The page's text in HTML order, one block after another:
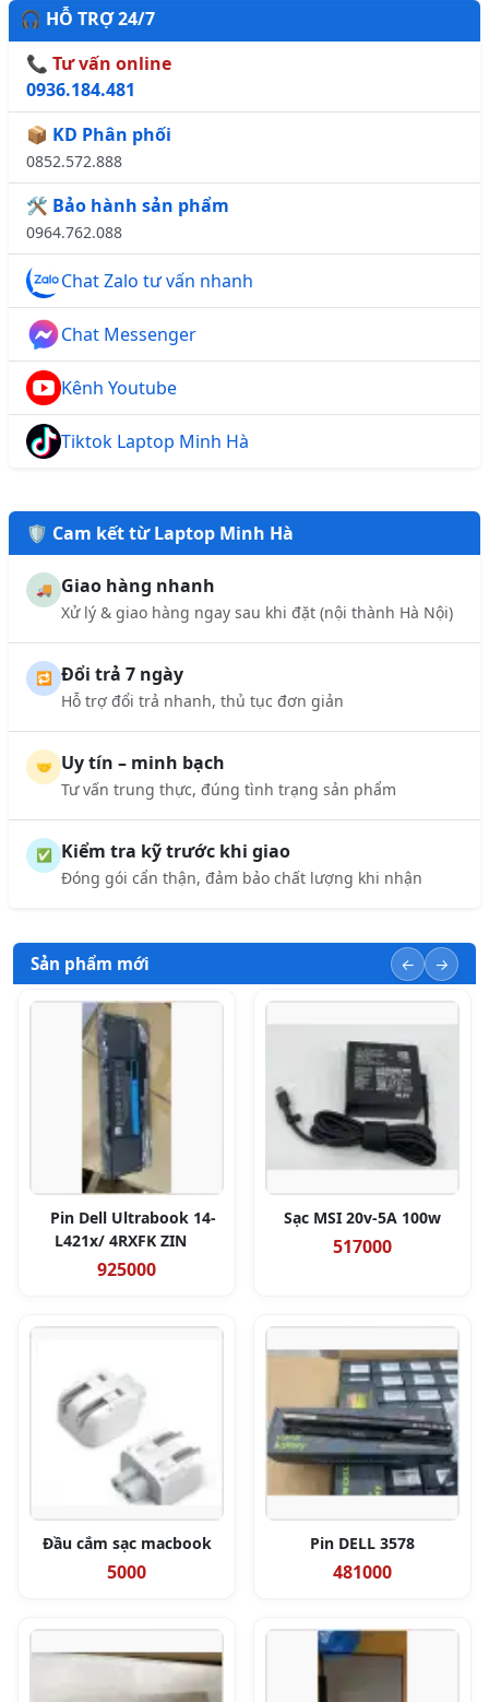
🎧 HỖ TRỢ 24/7
📞 Tư vấn online
0936.184.481
📦 KD Phân phối
0852.572.888
🛠️ Bảo hành sản phẩm
0964.762.088
Chat Zalo tư vấn nhanh
Chat Messenger
Kênh Youtube
Tiktok Laptop Minh Hà
🛡️ Cam kết từ Laptop Minh Hà
🚚 Giao hàng nhanh
Xử lý & giao hàng ngay sau khi đặt (nội thành Hà Nội)
🔁 Đổi trả 7 ngày
Hỗ trợ đổi trả nhanh, thủ tục đơn giản
🤝 Uy tín – minh bạch
Tư vấn trung thực, đúng tình trạng sản phẩm
✅ Kiểm tra kỹ trước khi giao
Đóng gói cẩn thận, đảm bảo chất lượng khi nhận
Sản phẩm mới
Pin Dell Ultrabook 14-
L421x/ 4RXFK ZIN
925000
Sạc MSI 20v-5A 100w
517000
Đầu cắm sạc macbook
5000
Pin DELL 3578
481000